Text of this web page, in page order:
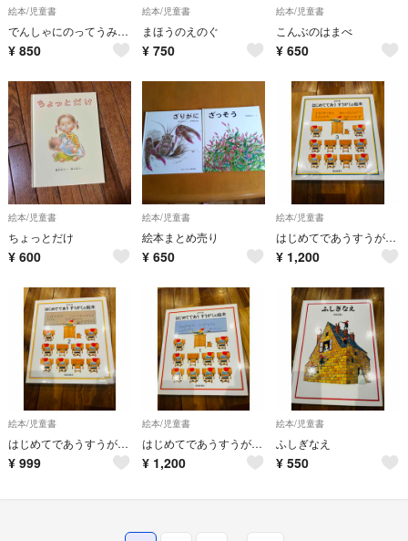
絵本/児童書
でんしゃにのってうみへいったよ 福音館書店 絵本 江ノ電 電車 春 旅行 帰省
¥ 850
絵本/児童書
まほうのえのぐ
¥ 750
絵本/児童書
こんぶのはまべ
¥ 650
絵本/児童書
ちょっとだけ
¥ 600
絵本/児童書
絵本まとめ売り
¥ 650
絵本/児童書
はじめてであうすうがくの絵本
¥ 1,200
絵本/児童書
はじめてであうすうがくの絵本
¥ 999
絵本/児童書
はじめてであうすうがくの絵本
¥ 1,200
絵本/児童書
ふしぎなえ
¥ 550